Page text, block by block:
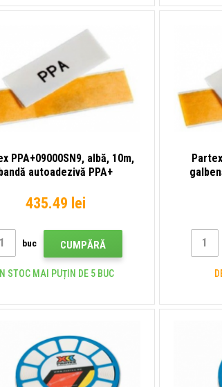
PPA+09000SN9, albă, 10m,
autoadezivă PPA+
435.49 lei
buc CUMPĂRĂ
STOC MAI PUȚIN DE 5 BUC